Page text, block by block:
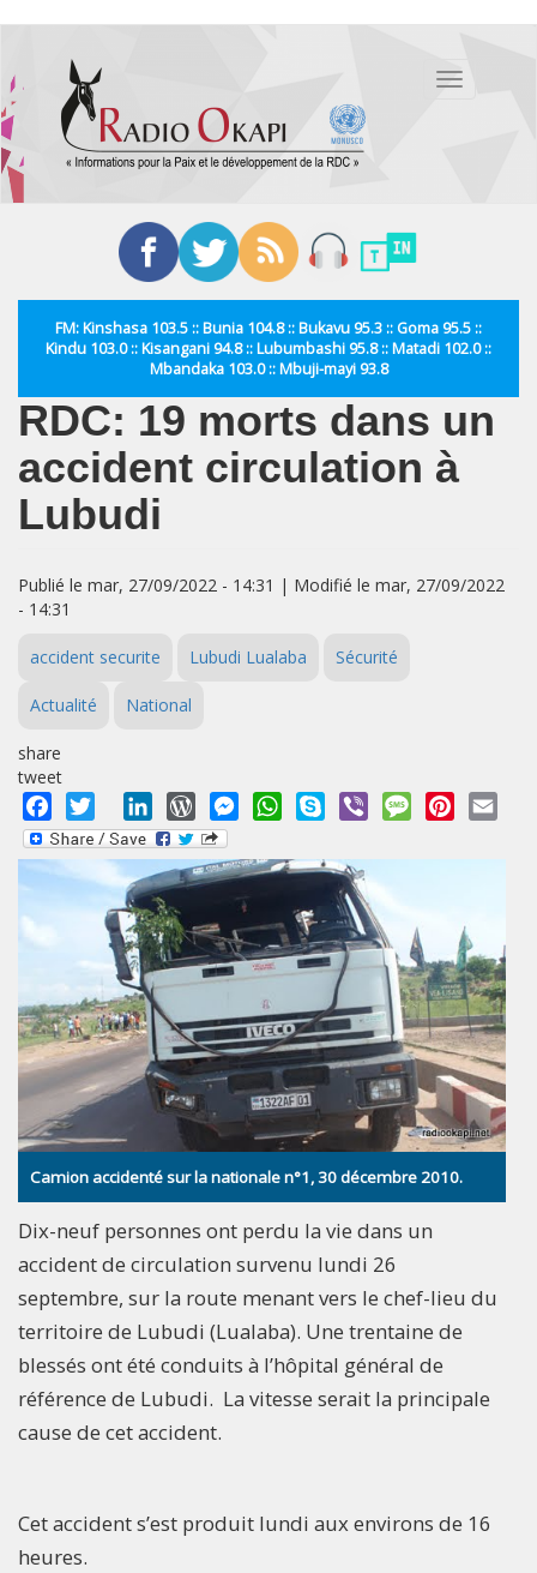
contenu
principal
Toggle
FM: Kinshasa 103.5 :: Bunia 104.8 :: Bukavu 95.3 :: Goma 95.5 ::
Kindu 103.0 :: Kisangani 94.8 :: Lubumbashi 95.8 :: Matadi 102.0 ::
Mbandaka 103.0 :: Mbuji-mayi 93.8
RDC: 19 morts dans un
accident circulation à
Lubudi
Publié le mar, 27/09/2022 - 14:31 | Modifié le mar, 27/09/2022
- 14:31
accident securite Lubudi Lualaba Sécurité
Actualité National
share
tweet
Facebook
Twitter LinkedInWordPressMessengerWhatsApp
Skype Viber MessagePinterest
Camion accidenté sur la nationale n°1, 30 décembre 2010.
Dix-neuf personnes ont perdu la vie dans un
accident de circulation survenu lundi 26
septembre, sur la route menant vers le chef-lieu du
territoire de Lubudi (Lualaba). Une trentaine de
blessés ont été conduits à l’hôpital général de
référence de Lubudi. La vitesse serait la principale
cause de cet accident.
Cet accident s’est produit lundi aux environs de 16
heures.